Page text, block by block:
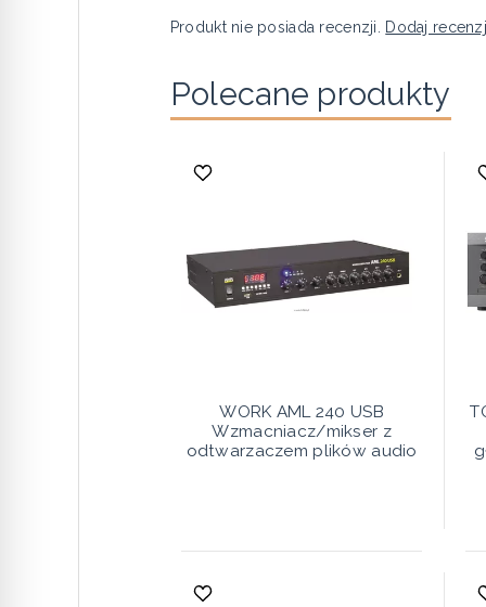
Produkt nie posiada recenzji. Dodaj
Polecane produkty
WORK AML 240 USB
Wzmacniacz/mikser z
odtwarzaczem plików audio